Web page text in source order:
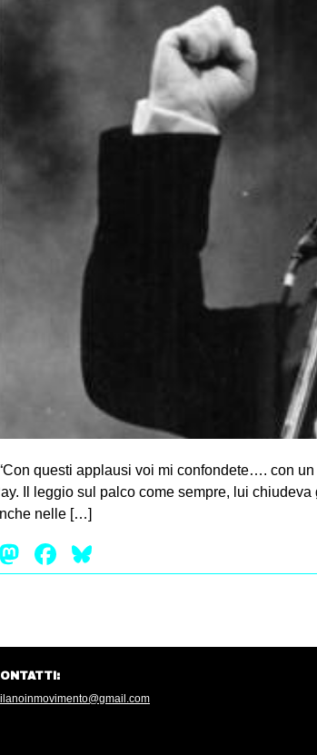
questi applausi voi mi confondete…. con un
Il leggio sul palco come sempre, lui
nelle […]
Mastodon
Facebook